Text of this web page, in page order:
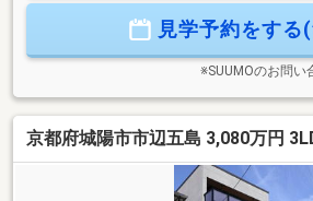
見学予約をする
※SUUMOのお問い
京都府城陽市市辺五島 3,080万円